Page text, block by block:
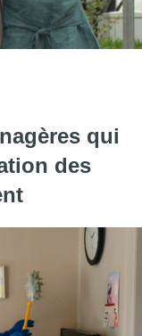
un collectif citoyen
qui
des